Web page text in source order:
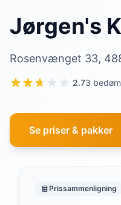
Jørgen's
Rosenvænget 33,
2.73
Se priser & pakker
Prissammenligning